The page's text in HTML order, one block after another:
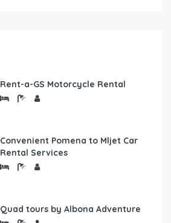
Rent-a-GS Motorcycle Rental
Convenient Pomena to Mljet Car
Rental Services
Quad tours by Albona Adventure